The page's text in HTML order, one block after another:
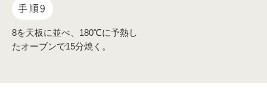
手順9
8を天板に並べ、180℃に予熱し
たオーブンで15分焼く。